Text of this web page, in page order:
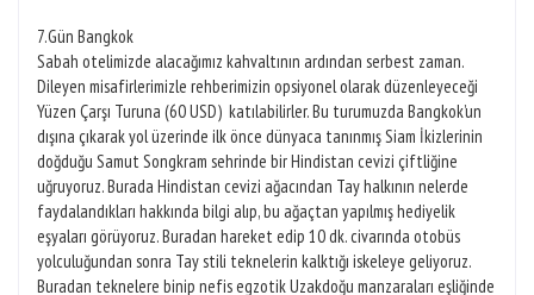
7.Gün Bangkok
Sabah otelimizde alacağımız kahvaltının ardından serbest zaman.
Dileyen misafirlerimizle rehberimizin opsiyonel olarak düzenleyeceği
Yüzen Çarşı Turuna (60 USD) katılabilirler. Bu turumuzda Bangkok’un
dışına çıkarak yol üzerinde ilk önce dünyaca tanınmış Siam İkizlerinin
doğduğu Samut Songkram sehrinde bir Hindistan cevizi çiftliğine
uğruyoruz. Burada Hindistan cevizi ağacından Tay halkının nelerde
faydalandıkları hakkında bilgi alıp, bu ağaçtan yapılmış hediyelik
eşyaları görüyoruz. Buradan hareket edip 10 dk. civarında otobüs
yolculuğundan sonra Tay stili teknelerin kalktığı iskeleye geliyoruz.
Buradan teknelere binip nefis egzotik Uzakdoğu manzaraları eşliğinde